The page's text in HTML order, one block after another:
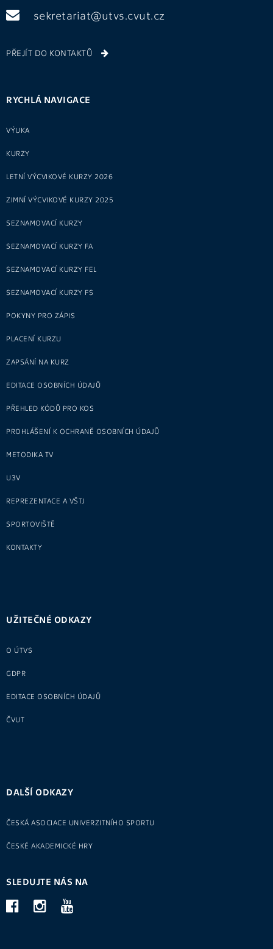
sekretariat@utvs.cvut.cz
PŘEJÍT DO KONTAKTŮ
RYCHLÁ NAVIGACE
VÝUKA
KURZY
LETNÍ VÝCVIKOVÉ KURZY 2026
ZIMNÍ VÝCVIKOVÉ KURZY 2025
SEZNAMOVACÍ KURZY
SEZNAMOVACÍ KURZY FA
SEZNAMOVACÍ KURZY FEL
SEZNAMOVACÍ KURZY FS
POKYNY PRO ZÁPIS
PLACENÍ KURZU
ZAPSÁNÍ NA KURZ
EDITACE OSOBNÍCH ÚDAJŮ
PŘEHLED KÓDŮ PRO KOS
PROHLÁŠENÍ K OCHRANĚ OSOBNÍCH ÚDAJŮ
METODIKA TV
U3V
REPREZENTACE A VŠTJ
SPORTOVIŠTĚ
KONTAKTY
UŽITEČNÉ ODKAZY
O ÚTVS
GDPR
EDITACE OSOBNÍCH ÚDAJŮ
ČVUT
DALŠÍ ODKAZY
ČESKÁ ASOCIACE UNIVERZITNÍHO SPORTU
ČESKÉ AKADEMICKÉ HRY
SLEDUJTE NÁS NA